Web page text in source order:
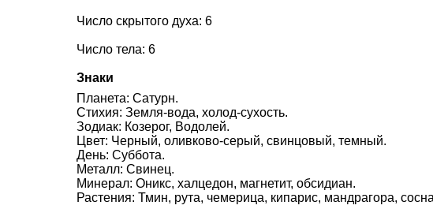
Число скрытого духа: 6
Число тела: 6
Знаки
Планета: Сатурн.
Стихия: Земля-вода, холод-сухость.
Зодиак: Козерог, Водолей.
Цвет: Черный, оливково-серый, свинцовый, темный.
День: Суббота.
Металл: Свинец.
Минерал: Оникс, халцедон, магнетит, обсидиан.
Растения: Тмин, рута, чемерица, кипарис, мандрагора,